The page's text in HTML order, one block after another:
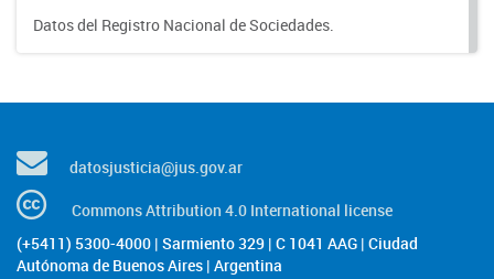
Datos del Registro Nacional de Sociedades.
datosjusticia@jus.gov.ar
Commons Attribution 4.0 International license
(+5411) 5300-4000 | Sarmiento 329 | C 1041 AAG | Ciudad
Autónoma de Buenos Aires | Argentina